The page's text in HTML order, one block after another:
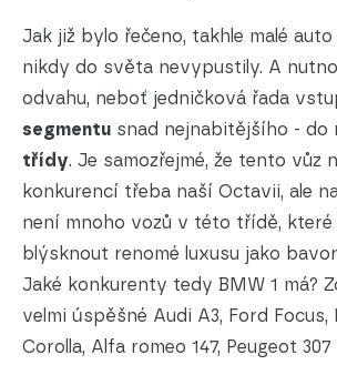
Jak již bylo řečeno, takhle malé
nikdy do světa nevypustily. A
odvahu, neboť jedničková řada
segmentu snad nejnabitějšího - do
třídy. Je samozřejmé, že tento vůz
konkurencí třeba naší Octavii, ale
není mnoho vozů v této třídě, které
blýsknout renomé luxusu jako
Jaké konkurenty tedy BMW 1 má?
velmi úspěšné Audi A3, Ford Focus,
Corolla, Alfa romeo 147, Peugeot 307